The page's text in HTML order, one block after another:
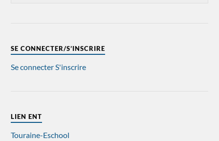
SE CONNECTER/S’INSCRIRE
Se connecterS'inscrire
LIEN ENT
Touraine-Eschool